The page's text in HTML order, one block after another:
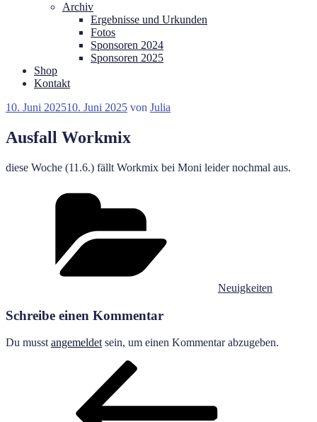
Archiv
Ergebnisse und Urkunden
Fotos
Sponsoren 2024
Sponsoren 2025
Shop
Kontakt
Veröffentlicht
10. Juni 202510. Juni 2025 von Julia
Ausfall Workmix
diese Woche (11.6.) fällt Workmix bei Moni leider nochmal aus.
Neuigkeiten
Schreibe einen Kommentar
Du musst angemeldet sein, um einen Kommentar abzugeben.
Beitragsnavigation